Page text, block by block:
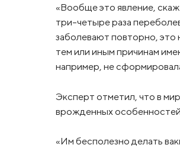
«Вообще это явление,
три-четыре раза
заболевают повторно,
тем или иным причинам
например, не
Эксперт отметил, что в
врожденных
«Им бесполезно делать